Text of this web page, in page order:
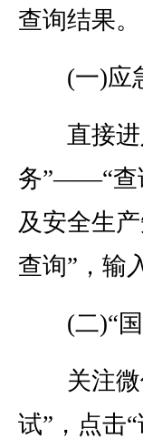
查询结果。
(一)应急
直接进
务”——“查
及安全生
查询”，输
(二)“国
关注微
试”，点击